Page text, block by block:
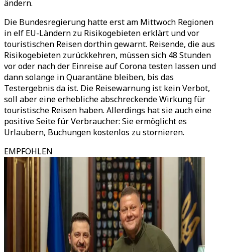
ändern.
Die Bundesregierung hatte erst am Mittwoch Regionen
in elf EU-Ländern zu Risikogebieten erklärt und vor
touristischen Reisen dorthin gewarnt. Reisende, die aus
Risikogebieten zurückkehren, müssen sich 48 Stunden
vor oder nach der Einreise auf Corona testen lassen und
dann solange in Quarantäne bleiben, bis das
Testergebnis da ist. Die Reisewarnung ist kein Verbot,
soll aber eine erhebliche abschreckende Wirkung für
touristische Reisen haben. Allerdings hat sie auch eine
positive Seite für Verbraucher: Sie ermöglicht es
Urlaubern, Buchungen kostenlos zu stornieren.
EMPFOHLEN